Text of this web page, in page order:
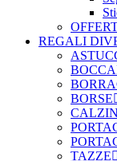
REGALI
BORSE
TAZZE